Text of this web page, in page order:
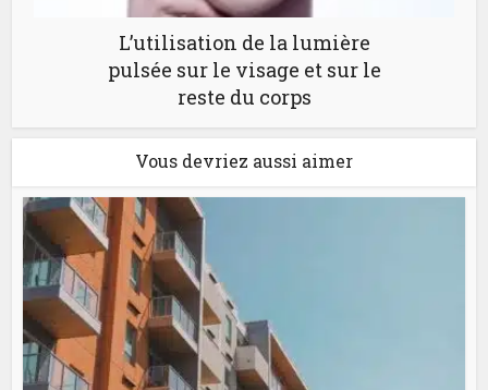
L’utilisation de la lumière
pulsée sur le visage et sur le
reste du corps
Vous devriez aussi aimer